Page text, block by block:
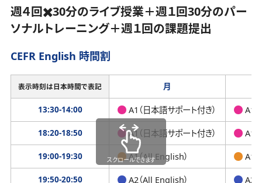
週４回✖️30分のライブ授業＋週１回30分のパー
ソナルトレーニング＋週１回の課題提出
CEFR English 時間割
表示時刻は日本時間で表記 月
13:30-14:00 A1（日本語サポート付き） A1
18:20-18:50 A1（日本語サポート付き） A1
19:00-19:30 A1（All English） A1
19:50-20:50 A2（All English） A2
スクロールできます